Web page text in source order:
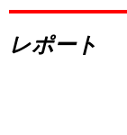
レポート
速報
レポート